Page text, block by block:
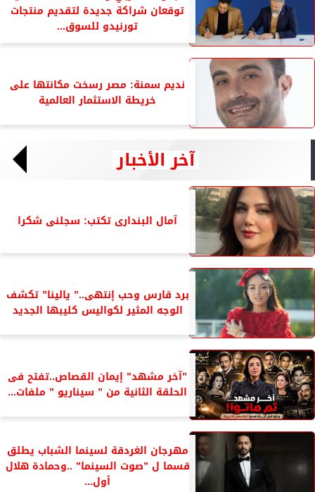
توقعان شراكة جديدة لتقديم منتجات
تورنيدو للسوق...
نديم سمنة: مصر رسخت مكانتها على
خريطة الاستثمار العالمية
آخر الأخبار
آمال البندارى تكتب: سجلنى شكرا
برد قارس وحب إنتهى..” يالينا” تكشف
الوجه المثير لكواليس كليبها الجديد
”آخر مشهد” إيمان القصاص..تفتح فى
الحلقة الثانية من ” سيناريو ” ملفات...
مهرجان الغردقة لسينما الشباب يطلق
قسما ل ”صوت السينما” ..وحمادة هلال
أول...